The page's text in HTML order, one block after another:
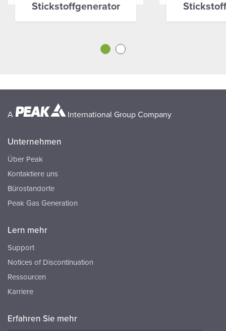
Stickstoffgenerator
A International Group Company
Unternehmen
Über Peak
Kontaktiere uns
Bürostandorte
Peak Gas Generation
Lern mehr
Support
Notices of Discontinuation
Ressourcen
Karriere
Erfahren Sie mehr